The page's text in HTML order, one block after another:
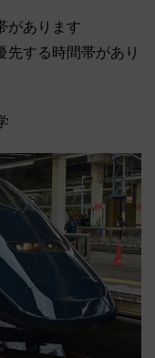
があります
する時間帯があり